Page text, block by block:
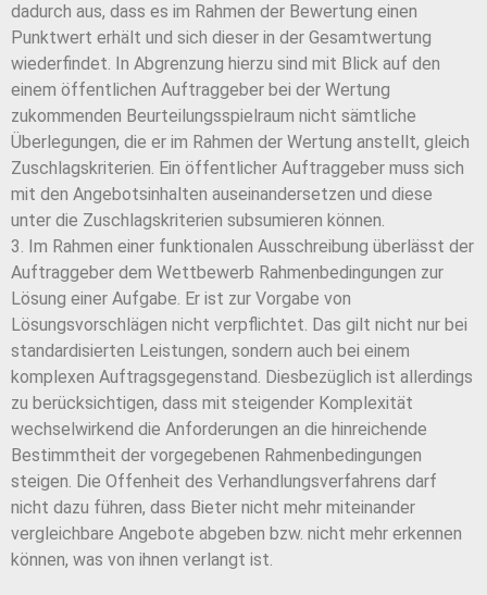
dadurch aus, dass es im Rahmen der Bewertung einen
Punktwert erhält und sich dieser in der Gesamtwertung
wiederfindet. In Abgrenzung hierzu sind mit Blick auf den
einem öffentlichen Auftraggeber bei der Wertung
zukommenden Beurteilungsspielraum nicht sämtliche
Überlegungen, die er im Rahmen der Wertung anstellt, gleich
Zuschlagskriterien. Ein öffentlicher Auftraggeber muss sich
mit den Angebotsinhalten auseinandersetzen und diese
unter die Zuschlagskriterien subsumieren können.
3. Im Rahmen einer funktionalen Ausschreibung überlässt der
Auftraggeber dem Wettbewerb Rahmenbedingungen zur
Lösung einer Aufgabe. Er ist zur Vorgabe von
Lösungsvorschlägen nicht verpflichtet. Das gilt nicht nur bei
standardisierten Leistungen, sondern auch bei einem
komplexen Auftragsgegenstand. Diesbezüglich ist allerdings
zu berücksichtigen, dass mit steigender Komplexität
wechselwirkend die Anforderungen an die hinreichende
Bestimmtheit der vorgegebenen Rahmenbedingungen
steigen. Die Offenheit des Verhandlungsverfahrens darf
nicht dazu führen, dass Bieter nicht mehr miteinander
vergleichbare Angebote abgeben bzw. nicht mehr erkennen
können, was von ihnen verlangt ist.